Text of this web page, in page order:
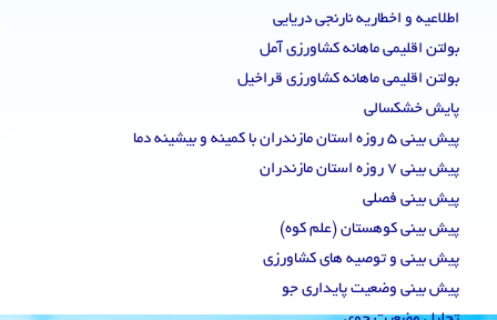
اطلاعیه و اخطاریه نارنجی دریایی
بولتن اقلیمی ماهانه کشاورزی آمل
بولتن اقلیمی ماهانه کشاورزی قراخیل
پایش خشکسالی
پیش بینی 5 روزه استان مازندران با کمینه و بیشینه دما
پیش بینی 7 روزه استان مازندران
پیش بینی فصلی
پیش بینی کوهستان (علم کوه)
پیش بینی و توصیه های کشاورزی
پیش بینی وضعیت پایداری جو